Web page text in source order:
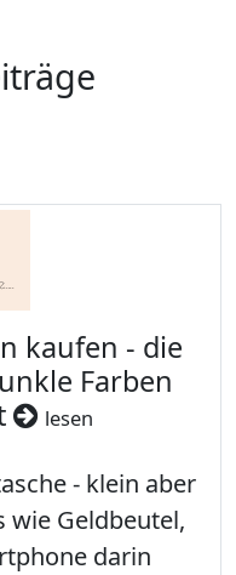
kaufen - die
Farben
lesen
- klein aber
wie Geldbeutel,
darin